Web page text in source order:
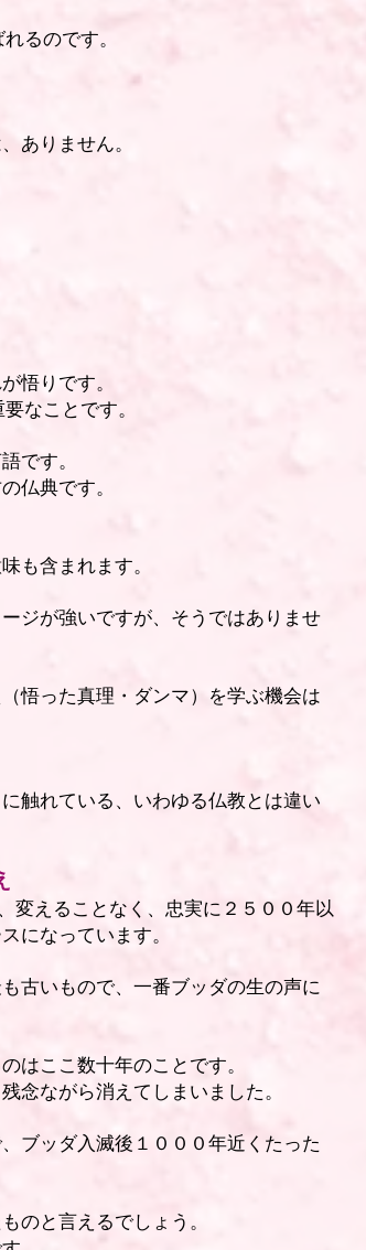
るのです。
ありません。
悟りです。
なことです。
です。
仏典です。
も含まれます。
ジが強いですが、そうではありませ
悟った真理・ダンマ）を学ぶ機会は
触れている、いわゆる仏教とは違い
変えることなく、忠実に２５００年以
になっています。
古いもので、一番ブッダの生の声に
はここ数十年のことです。
念ながら消えてしまいました。
ブッダ入滅後１０００年近くたった
のと言えるでしょう。